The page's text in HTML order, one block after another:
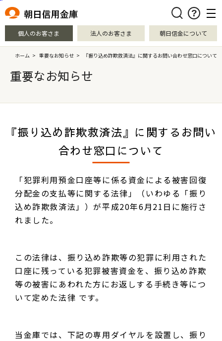
検索
個人のお客さま 法人のお客さま 朝日信金について
ホーム > 重要なお知らせ > 『振り込め詐欺救済法』に関するお問い合わせ窓口について
重要なお知らせ
『振り込め詐欺救済法』に関するお問い
合わせ窓口について
「犯罪利用預金口座等に係る資金による被害回復
分配金の支払等に関する法律」（いわゆる「振り
込め詐欺救済法」）が平成20年6月21日に施行さ
れました。
この法律は、振り込め詐欺等の犯罪に利用された
口座に残っている犯罪被害資金を、振り込め詐欺
等の被害にあわれた方にお返しする手続き等につ
いて定めた法律 です。
当金庫では、下記の専用ダイヤルを設置し、振り